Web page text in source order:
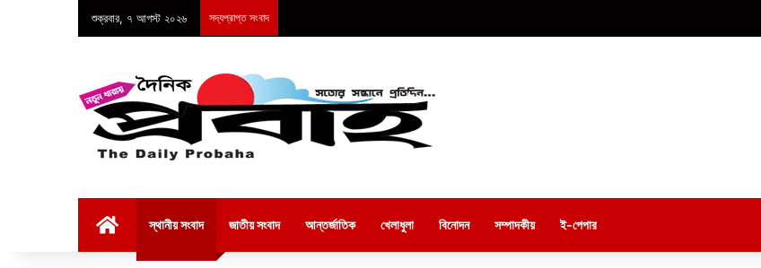
শুক্রবার, ৭ আগস্ট ২০২৬ সদ্যপ্রাপ্ত সংবাদ
স্থানীয় সংবাদ জাতীয় সংবাদ আন্তর্জাতিক খেলাধুলা বিনোদন সম্পাদকীয় ই-পেপার